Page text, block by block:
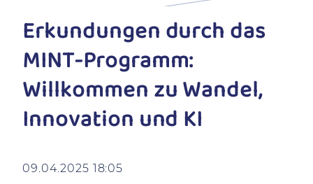
Erkundungen durch das
MINT-Programm:
Willkommen zu Wandel,
Innovation und KI
09.04.2025 18:05